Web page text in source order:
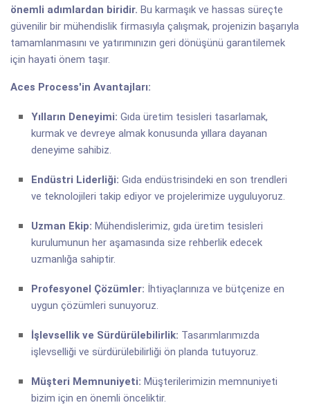
önemli adımlardan biridir. Bu karmaşık ve hassas süreçte
güvenilir bir mühendislik firmasıyla çalışmak, projenizin başarıyla
tamamlanmasını ve yatırımınızın geri dönüşünü garantilemek
için hayati önem taşır.
Aces Process'in Avantajları:
Yılların Deneyimi: Gıda üretim tesisleri tasarlamak,
kurmak ve devreye almak konusunda yıllara dayanan
deneyime sahibiz.
Endüstri Liderliği: Gıda endüstrisindeki en son trendleri
ve teknolojileri takip ediyor ve projelerimize uyguluyoruz.
Uzman Ekip: Mühendislerimiz, gıda üretim tesisleri
kurulumunun her aşamasında size rehberlik edecek
uzmanlığa sahiptir.
Profesyonel Çözümler: İhtiyaçlarınıza ve bütçenize en
uygun çözümleri sunuyoruz.
İşlevsellik ve Sürdürülebilirlik: Tasarımlarımızda
işlevselliği ve sürdürülebilirliği ön planda tutuyoruz.
Müşteri Memnuniyeti: Müşterilerimizin memnuniyeti
bizim için en önemli önceliktir.